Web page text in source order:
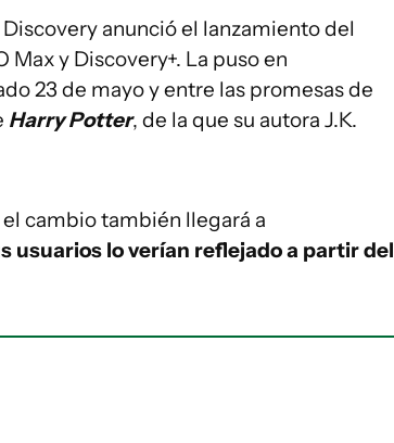
anunció el lanzamiento del
y Discovery+. La puso en
23 de mayo y entre las promesas de
Harry Potter, de la que su autora J.K.
cambio también llegará a
usuarios lo verían reflejado a partir del